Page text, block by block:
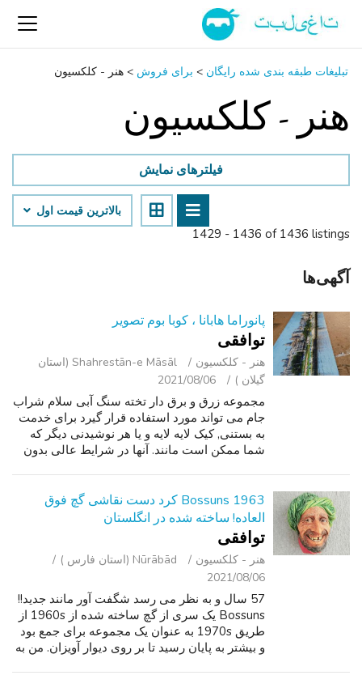
تبلیغات طبقه بندی شده رایگان > برای فروش > هنر - کلکسیون
هنر - کلکسیون
1429 - 1436 of 1436 listings
فیلترهای نمایش
بالاترین قیمت اول
آگهی‌ها
پانوراما هابانا ، کوبا بوم تصویر
توافقی
هنر - کلکسیون
Shahrestān-e Māsāl (استان
گیلان )
2021/08/06
مجموعه زرق و برق دار تخته سنگ آبی سلام شراب
جام می تواند مورد استفاده قرار گیرد برای خدمت
به بستنی, کیک لایه لایه و یا هر نوشیدنی دیگر که
شما ممکن است مانند. آنها در شرایط عالی بدون
1963 Bossuns کرد دست نقاشی گچ فوق
العاده! ساخته شده در انگلستان
توافقی
هنر - کلکسیون
Nūrābād (استان فارس )
2021/08/06
57 سال و به نظر می رسد شگفت آور مانند جدید!!
Bossuns یک سری از گچ ساخته شده از 1960s از
طریق 1970s به عنوان یک مجموعه برای جمع بود
و بیشتر به پایان رسید تا بر روی دیوار آویزان. من به